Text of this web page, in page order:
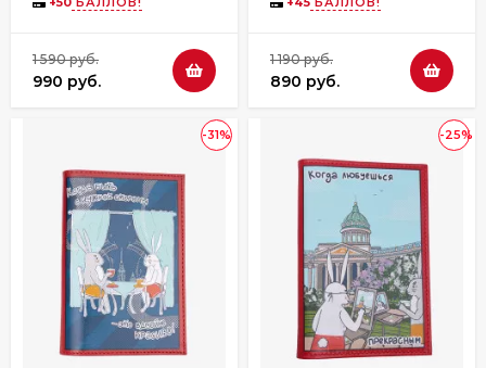
1 590 руб.
990 руб.
1 190 руб.
890 руб.
-31% -25%